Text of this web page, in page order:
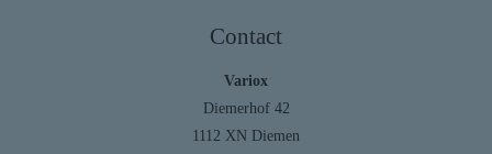
Contact
Variox
Diemerhof 42
1112 XN Diemen